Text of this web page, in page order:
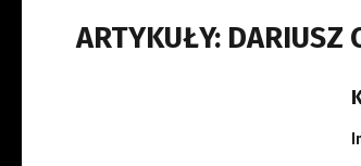
ARTYKUŁY: DARIUSZ